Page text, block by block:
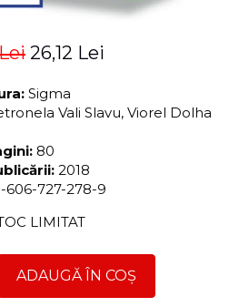
26,12 Lei
Sigma
Vali Slavu, Viorel Dolha
80
2018
606-727-278-9
LIMITAT
ADAUGĂ ÎN COȘ